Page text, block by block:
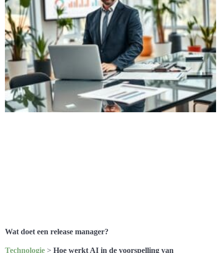
Wat doet een release manager?
Technologie > Hoe werkt AI in de voorspelling van